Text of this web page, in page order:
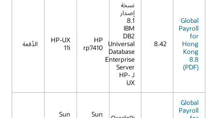
Global
Payroll
for
Hong
Kong
8.8
(PDF)
8.42
نسخة
إصدار
8.1
IBM
DB2
Universal
Database
Enterprise
Server
لـ HP-
UX
HP
rp7410
HP-UX
11i
الدُفعة
Global
Payroll
Sun
Sun